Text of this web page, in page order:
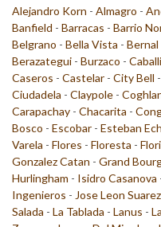
Alejandro Korn - Almagro -
Banfield - Barracas - Barrio
Belgrano - Bella Vista - Bernal
Berazategui - Burzaco -
Caseros - Castelar - City Bell -
Ciudadela - Claypole -
Carapachay - Chacarita -
Bosco - Escobar - Esteban
Varela - Flores - Floresta -
Gonzalez Catan - Grand
Hurlingham - Isidro Casanova
Ingenieros - Jose Leon Suarez
Salada - La Tablada - Lanus -